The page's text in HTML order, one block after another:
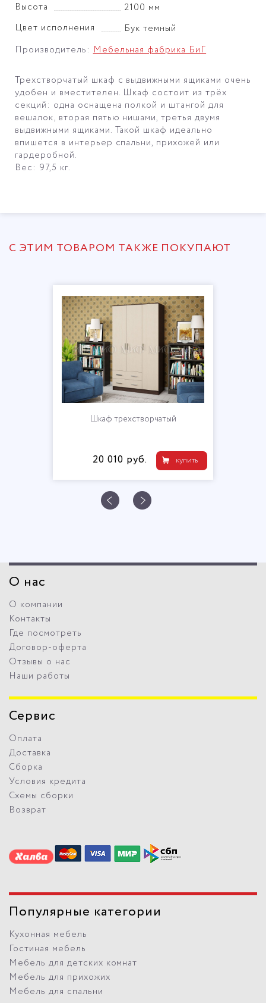
Высота
2100 мм
Цвет исполнения
Бук темный
Производитель:Мебельная фабрика БиГ
Трехстворчатый шкаф с выдвижными ящиками очень
удобен и вместителен. Шкаф состоит из трёх
секций: одна оснащена полкой и штангой для
вешалок, вторая пятью нишами, третья двумя
выдвижными ящиками. Такой шкаф идеально
впишется в интерьер спальни, прихожей или
гардеробной.
Вес: 97,5 кг.
С ЭТИМ ТОВАРОМ ТАКЖЕ ПОКУПАЮТ
Шкаф трехстворчатый
купить
20 010 руб.
О нас
О компании
Контакты
Где посмотреть
Договор-оферта
Отзывы о нас
Наши работы
Сервис
Оплата
Доставка
Сборка
Условия кредита
Схемы сборки
Возврат
Популярные категории
Кухонная мебель
Гостиная мебель
Мебель для детских комнат
Мебель для прихожих
Мебель для спальни